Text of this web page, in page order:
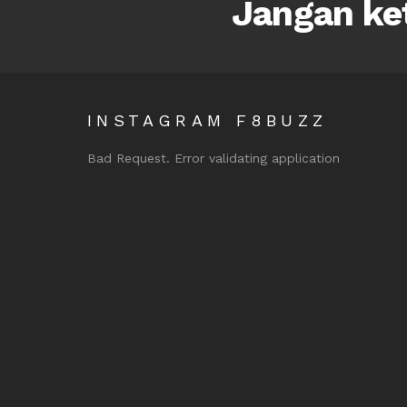
Jangan
INSTAGRAM F8BUZZ
Bad Request. Error validating application